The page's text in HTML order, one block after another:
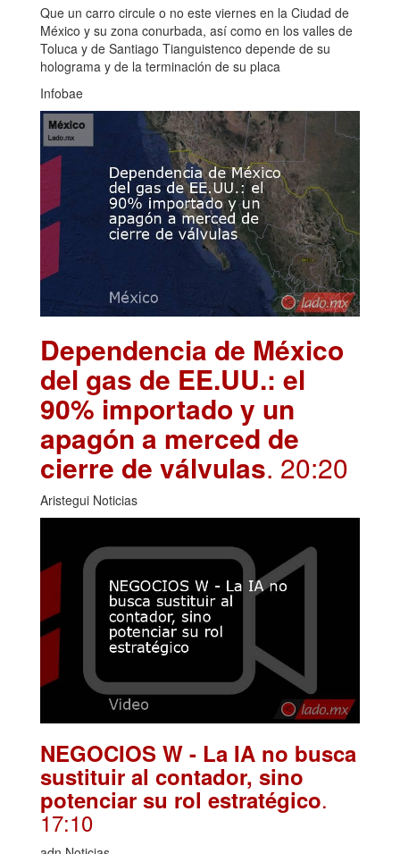
Que un carro circule o no este viernes en la Ciudad de
México y su zona conurbada, así como en los valles de
Toluca y de Santiago Tianguistenco depende de su
holograma y de la terminación de su placa
Infobae
Dependencia de México
del gas de EE.UU.: el
90% importado y un
apagón a merced de
cierre de válvulas. 20:20
Aristegui Noticias
NEGOCIOS W - La IA no busca
sustituir al contador, sino
potenciar su rol estratégico.
17:10